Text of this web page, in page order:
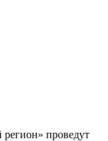
регион» проведут